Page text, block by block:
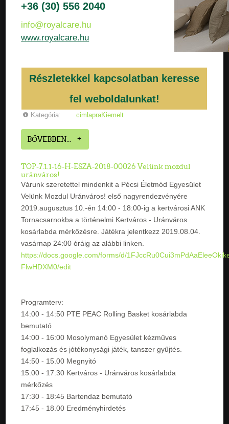
+36 (30) 556 2040
info@royalcare.hu
www.royalcare.hu
Részletekkel kapcsolatban keresse
fel weboldalunkat!
Kategória: cimlapraKiemelt
BŐVEBBEN...
TOP-7.1.1-16-H-ESZA-2018-00026 Velünk mozdul
uránváros!
Várunk szeretettel mindenkit a Pécsi Életmód Egyesület
Velünk Mozdul Uránváros! első nagyrendezvényére
2019.augusztus 10.-én 14:00 - 18:00-ig a kertvárosi ANK
Tornacsarnokba a történelmi Kertváros - Uránváros
kosárlabda mérkőzésre. Játékra jelentkezz 2019.08.04.
vasárnap 24:00 óráig az alábbi linken.
https://docs.google.com/forms/d/
FlwHDXM0/edit
Programterv:
14:00 - 14:50 PTE PEAC Rolling Basket kosárlabda
bemutató
14:00 - 16:00 Mosolymanó Egyesület kézműves
foglalkozás és jótékonysági játék, tanszer gyűjtés.
14:50 - 15.00 Megnyitó
15:00 - 17:30 Kertváros - Uránváros kosárlabda
mérkőzés
17:30 - 18:45 Bartendaz bemutató
17:45 - 18.00 Eredményhirdetés